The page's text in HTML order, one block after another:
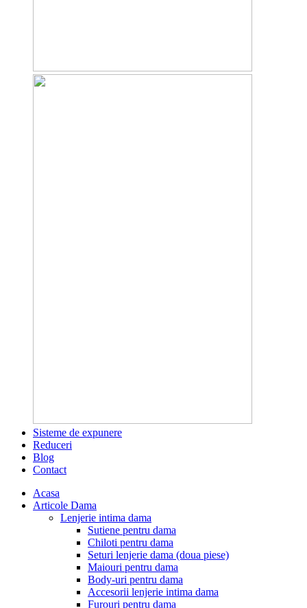
Sisteme de expunere
Reduceri
Blog
Contact
Acasa
Articole Dama
Lenjerie intima dama
Sutiene pentru dama
Chiloti pentru dama
Seturi lenjerie dama (doua piese)
Maiouri pentru dama
Body-uri pentru dama
Accesorii lenjerie intima dama
Furouri pentru dama